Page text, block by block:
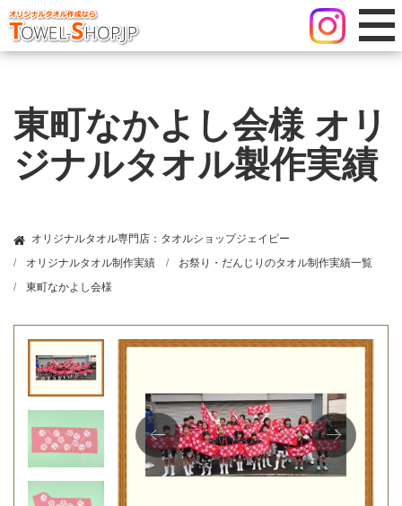
東町なかよし会様 オリ
ジナルタオル製作実績
オリジナルタオル専門店：タオルショップジェイピー
オリジナルタオル制作実績
お祭り・だんじりのタオル制作実績一覧
東町なかよし会様